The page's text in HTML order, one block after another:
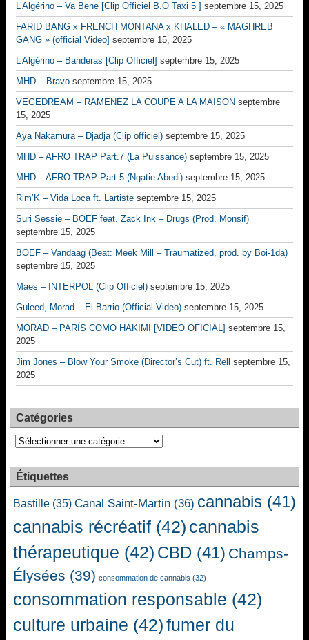
L’Algérino – Va Bene [Clip Officiel B.O Taxi 5 ] septembre 15, 2025
FARID BANG x FRENCH MONTANA x KHALED – « MAGHREB
GANG » (official Video] septembre 15, 2025
L’Algérino – Banderas [Clip Officiel] septembre 15, 2025
MHD – Bravo septembre 15, 2025
VEGEDREAM – RAMENEZ LA COUPE A LA MAISON septembre
15, 2025
Aya Nakamura – Djadja (Clip officiel) septembre 15, 2025
MHD – AFRO TRAP Part.7 (La Puissance) septembre 15, 2025
MHD – AFRO TRAP Part.5 (Ngatie Abedi) septembre 15, 2025
Rim’K – Vida Loca ft. Lartiste septembre 15, 2025
Suri Sessie – BOEF feat. Zack Ink – Drugs (Prod. Monsif)
septembre 15, 2025
BOEF – Vandaag (Beat: Meek Mill – Traumatized, prod. by Boi-1da)
septembre 15, 2025
Maes – INTERPOL (Clip Officiel) septembre 15, 2025
Guleed, Morad – El Barrio (Official Video) septembre 15, 2025
MORAD – PARÍS COMO HAKIMI [VIDEO OFICIAL] septembre 15,
2025
Jim Jones – Blow Your Smoke (Director’s Cut) ft. Rell
septembre 15,
2025
Catégories
Catégories
Étiquettes
Bastille (35) Canal Saint-Martin (36) cannabis (41)
cannabis récréatif (42) cannabis
thérapeutique (42) CBD (41) Champs-
Élysées (39) consommation de cannabis (32)
consommation responsable (42)
culture urbaine (42)fumer du